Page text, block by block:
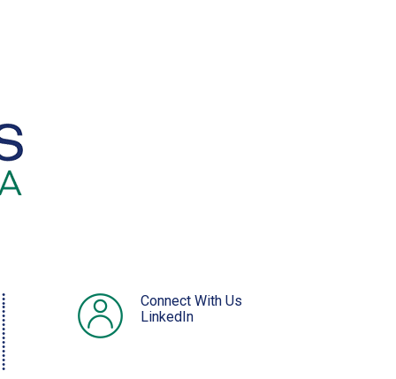
Connect With Us
LinkedIn